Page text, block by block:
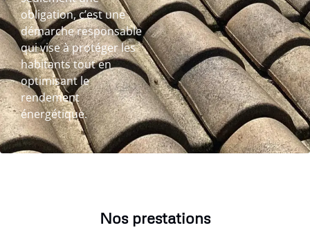
obligation, c’est une
démarche responsable
qui vise à protéger les
habitants tout en
optimisant le
rendement
énergétique.
Nos prestations